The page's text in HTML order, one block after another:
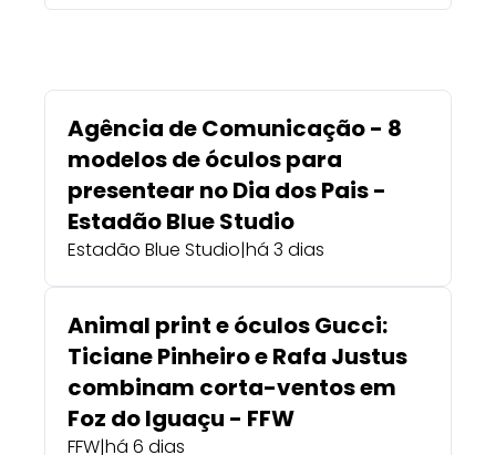
Agência de Comunicação - 8
modelos de óculos para
presentear no Dia dos Pais -
Estadão Blue Studio
Estadão Blue Studio|há 3 dias
Animal print e óculos Gucci:
Ticiane Pinheiro e Rafa Justus
combinam corta-ventos em
Foz do Iguaçu - FFW
FFW|há 6 dias